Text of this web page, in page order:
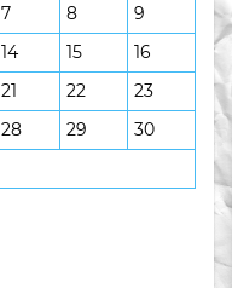
7 8
9
14 15
16
21 22
23
28 29
30